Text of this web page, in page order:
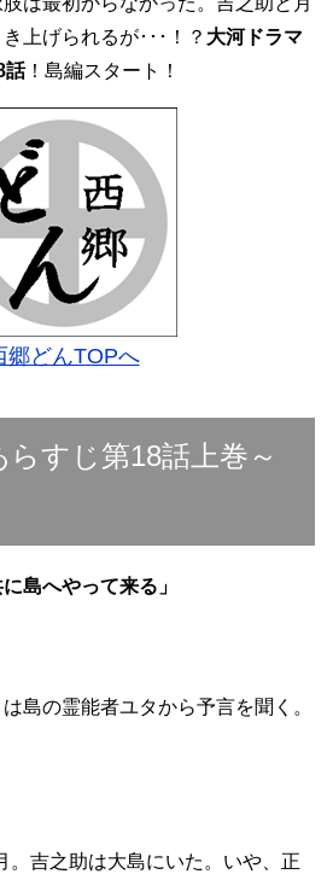
上げられるが･･･！？ 大河ドラマ
話！島編スタート！
郷どんTOPへ
すじ第18話上巻～
島へやって来る」
島の霊能者ユタから予言を聞く。
。吉之助は大島にいた。いや、正